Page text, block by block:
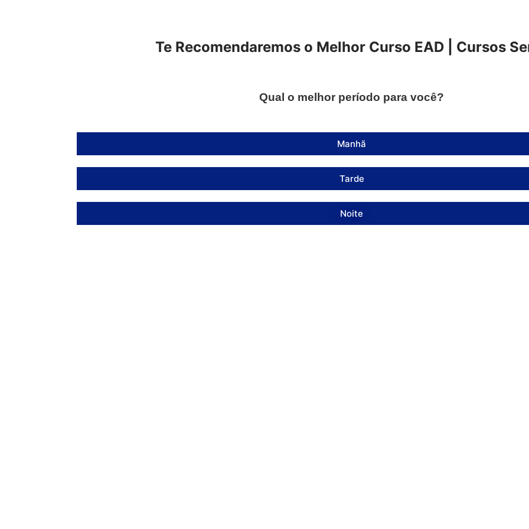
Te Recomendaremos o Melhor Curso EAD | Cursos
Qual o melhor período para você?
Manhã
Tarde
Noite